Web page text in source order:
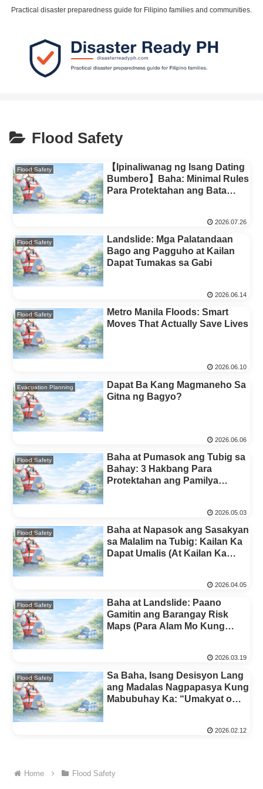
Practical disaster preparedness guide for Filipino families and communities.
Flood Safety
Flood Safety
【Ipinaliwanag ng Isang Dating
Bumbero】Baha: Minimal Rules
Para Protektahan ang Bata
2026.07.26
Flood Safety
Landslide: Mga Palatandaan
Bago ang Pagguho at Kailan
Dapat Tumakas sa Gabi
2026.06.14
Flood Safety
Metro Manila Floods: Smart
Moves That Actually Save Lives
2026.06.10
Evacuation Planning
Dapat Ba Kang Magmaneho Sa
Gitna ng Bagyo?
2026.06.06
Flood Safety
Baha at Pumasok ang Tubig sa
Bahay: 3 Hakbang Para
Protektahan ang Pamilya
2026.05.03
Flood Safety
Baha at Napasok ang Sasakyan
sa Malalim na Tubig: Kailan Ka
Dapat Umalis (At Kailan Ka
2026.04.05
Flood Safety
Baha at Landslide: Paano
Gamitin ang Barangay Risk
Maps (Para Alam Mo Kung
2026.03.19
Flood Safety
Sa Baha, Isang Desisyon Lang
ang Madalas Nagpapasya Kung
Mabubuhay Ka: “Umakyat o
2026.02.12
Home Flood Safety